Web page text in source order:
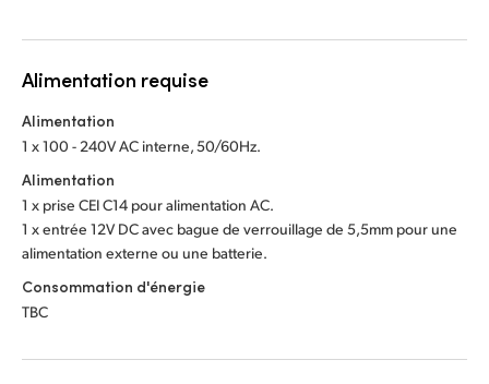
Alimentation requise
Alimentation
1 x 100 - 240V AC interne, 50/60Hz.
Alimentation
1 x prise CEI C14 pour alimentation AC.
1 x entrée 12V DC avec bague de verrouillage de 5,5mm pour une
alimentation externe ou une batterie.
Consommation d'énergie
TBC